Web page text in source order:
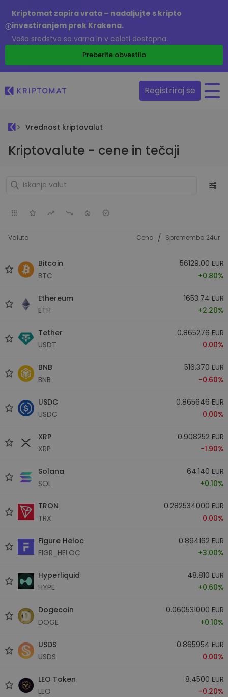
Kriptomat zapira vrata – nadaljujte s kripto
investiranjem prek Krakena.
Vaša sredstva so varna in v celoti dostopna.
Preberite obvestilo
Registriraj se
Vrednost kriptovalut
Kriptovalute - cene in tečaji
Valuta Cena / Sprememba 24ur
Bitcoin
BTC
56129.00 EUR
+0.80%
Ethereum
ETH
1653.74 EUR
+2.20%
Tether
USDT
0.865276 EUR
0.00%
BNB
BNB
516.370 EUR
-0.60%
USDC
USDC
0.865646 EUR
0.00%
XRP
XRP
0.908252 EUR
-1.90%
Solana
SOL
64.140 EUR
+0.10%
TRON
TRX
0.282534000 EUR
0.00%
Figure Heloc
FIGR_HELOC
0.894162 EUR
+3.00%
Hyperliquid
HYPE
48.810 EUR
+0.60%
Dogecoin
DOGE
0.060531000 EUR
+0.10%
USDS
USDS
0.865954 EUR
0.00%
LEO Token
LEO
8.4500 EUR
-0.20%